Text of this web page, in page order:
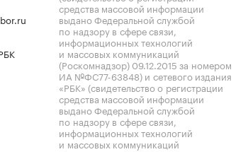
средства массовой информации
выдано Федеральной службой
по надзору в сфере связи,
информационных технологий
и массовых коммуникаций
(Роскомнадзор) 09.12.2015 за номером
ИА №ФС77-63848) и сетевого издания
«РБК» (свидетельство о регистрации
средства массовой информации
выдано Федеральной службой
по надзору в сфере связи,
информационных технологий
и массовых коммуникаций